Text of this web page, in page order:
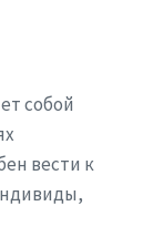
собой
вести к